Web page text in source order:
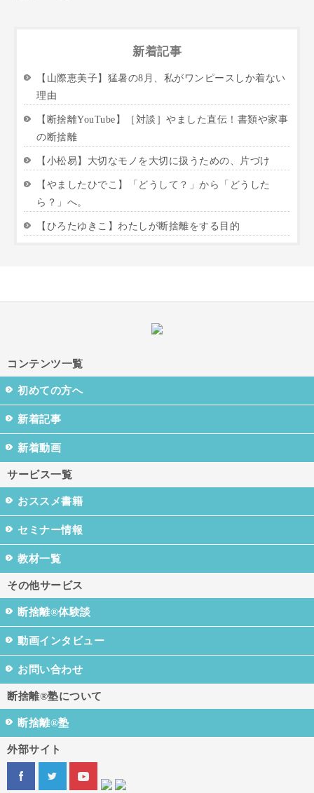
新着記事
【山際恵美子】猛暑の8月、私がワンピースしか着ない
理由
【断捨離YouTube】［対談］やました直伝！書類や家事
の断捨離
【小松易】大切なモノを大切に扱うための、片づけ
【やましたひでこ】「どうして？」から「どうした
ら？」へ。
【ひろたゆきこ】わたしが断捨離をする目的
コンテンツ一覧
初めての方へ
新着記事
新着動画
サービス一覧
おススメ書籍
セミナー情報
教材一覧
その他サービス
断捨離®体験談
動画インタビュー
お問い合わせ
断捨離®塾について
断捨離®塾
外部サイト